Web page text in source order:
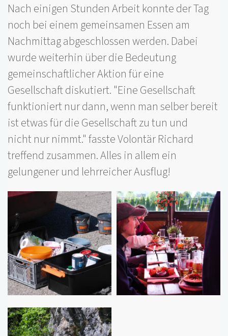
Nach einigen Stunden Arbeit konnte der Tag
noch bei einem gemeinsamen Essen am
Nachmittag abgeschlossen werden. Dabei
wurde weiterhin über die Bedeutung
gemeinschaftlicher Aktion für eine
Gesellschaft diskutiert. "Eine Gesellschaft
funktioniert nur dann, wenn man selber bereit
ist etwas für die Gesellschaft zu tun und
nicht nur nimmt." fasste Volontär Richard
treffend zusammen. Alles in allem ein
gelungener und lehrreicher Ausflug!
Bilder